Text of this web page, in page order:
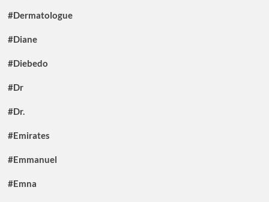
#Dermatologue
#Diane
#Diebedo
#Dr
#Dr.
#Emirates
#Emmanuel
#Emna